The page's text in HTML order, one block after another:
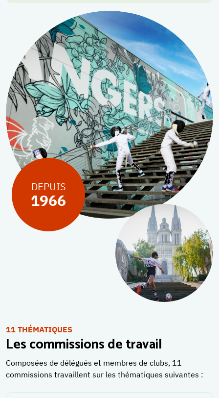
DEPUIS
1966
11 THÉMATIQUES
Les commissions de travail
Composées de délégués et membres de clubs, 11
commissions travaillent sur les thématiques suivantes :